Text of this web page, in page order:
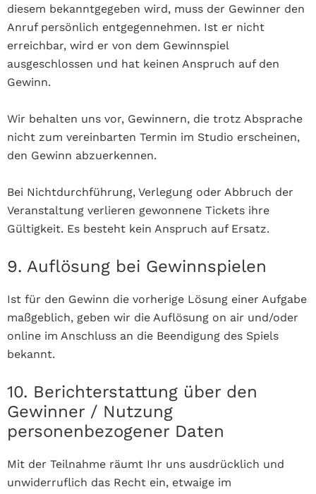
diesem bekanntgegeben wird, muss der Gewinner den
Anruf persönlich entgegennehmen. Ist er nicht
erreichbar, wird er von dem Gewinnspiel
ausgeschlossen und hat keinen Anspruch auf den
Gewinn.
Wir behalten uns vor, Gewinnern, die trotz Absprache
nicht zum vereinbarten Termin im Studio erscheinen,
den Gewinn abzuerkennen.
Bei Nichtdurchführung, Verlegung oder Abbruch der
Veranstaltung verlieren gewonnene Tickets ihre
Gültigkeit. Es besteht kein Anspruch auf Ersatz.
9. Auflösung bei Gewinnspielen
Ist für den Gewinn die vorherige Lösung einer Aufgabe
maßgeblich, geben wir die Auflösung on air und/oder
online im Anschluss an die Beendigung des Spiels
bekannt.
10. Berichterstattung über den
Gewinner / Nutzung
personenbezogener Daten
Mit der Teilnahme räumt Ihr uns ausdrücklich und
unwiderruflich das Recht ein, etwaige im